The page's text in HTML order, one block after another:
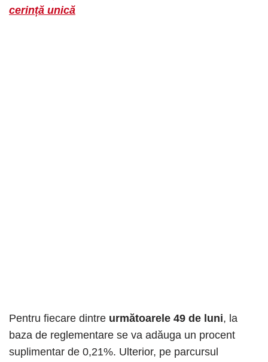
cerință unică
Pentru fiecare dintre următoarele 49 de luni, la
baza de reglementare se va adăuga un procent
suplimentar de 0,21%. Ulterior, pe parcursul